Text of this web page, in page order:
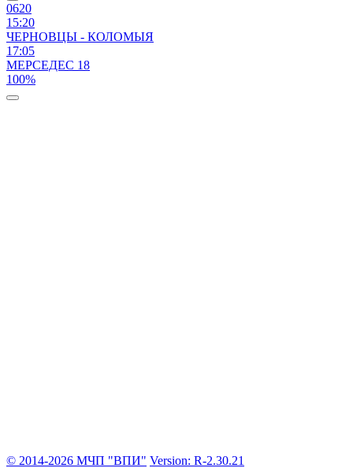
0620
15:20
ЧЕРНОВЦЫ - КОЛОМЫЯ
17:05
МЕРСЕДЕС 18
100%
© 2014-2026 МЧП "ВПИ" Version: R-2.30.21